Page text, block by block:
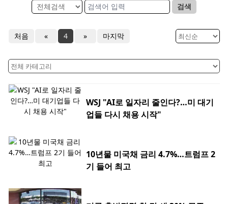
검색
처음 « 4 » 마지막
WSJ "AI로 일자리 줄인다?…미 대기
업들 다시 채용 시작"
10년물 미국채 금리 4.7%…트럼프 2
기 들어 최고